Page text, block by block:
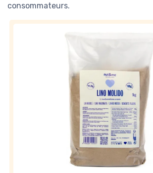
consommateurs.